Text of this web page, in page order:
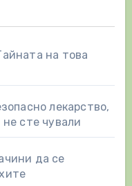
на това
лекарство,
не сте чували
да се